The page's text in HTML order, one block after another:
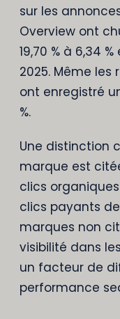
sur les
Overview ont
19,70 % à 6,34
2025. Même les
ont enregistré
%.
Une distinction
marque est
clics
clics payants
marques non
visibilité dans
un facteur de
performance